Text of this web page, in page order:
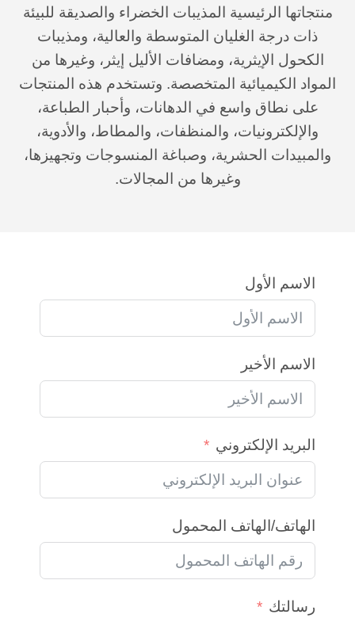
منتجاتها الرئيسية المذيبات الخضراء والصديقة للبيئة
ذات درجة الغليان المتوسطة والعالية، ومذيبات
الكحول الإيثرية، ومضافات الأليل إيثر، وغيرها من
المواد الكيميائية المتخصصة. وتستخدم هذه المنتجات
على نطاق واسع في الدهانات، وأحبار الطباعة،
والإلكترونيات، والمنظفات، والمطاط، والأدوية،
والمبيدات الحشرية، وصباغة المنسوجات وتجهيزها،
وغيرها من المجالات.
الاسم الأول
الاسم الأخير
البريد الإلكتروني
الهاتف/الهاتف المحمول
رسالتك